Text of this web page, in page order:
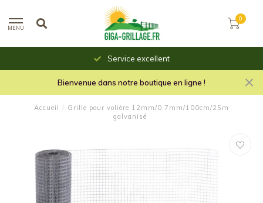
MENU
0
Service excellent
Bienvenue dans notre boutique en ligne !
Accueil / Grille pour volière 12mm/0.7mm/100cm/25m
galvanisé